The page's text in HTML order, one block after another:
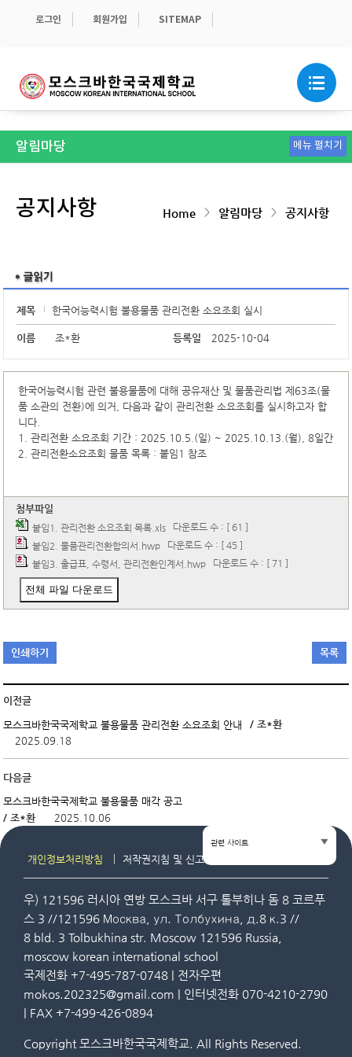
로그인 회원가입 SITEMAP
알림마당 메뉴 펼치기
공지사항 Home > 알림마당 > 공지사항
제목 한국어능력시험 불용물품 관리전환 소요조회 실시
이름 조*환 등록일 2025-10-04
한국어능력시험 관련 불용물품에 대해 공유재산 및 물품관리법 제63조(물
품 소관의 전환)에 의거, 다음과 같이 관리전환 소요조회를 실시하고자 합
니다.
1. 관리전환 소요조회 기간 : 2025.10.5.(일) ~ 2025.10.13.(월), 8일간
2. 관리전환소요조회 물품 목록 : 붙임1 참조
첨부파일
붙임1. 관리전환 소요조회 목록.xls 다운로드 수 : [ 61 ]
붙임2. 물품관리전환합의서.hwp 다운로드 수 : [ 45 ]
붙임3. 출급표, 수령서, 관리전환인계서.hwp 다운로드 수 : [ 71 ]
전체 파일 다운로드
인쇄하기 목록
이전글
모스크바한국국제학교 불용물품 관리전환 소요조회 안내
/ 조*환
2025.09.18
다음글
모스크바한국국제학교 불용물품 매각 공고
/ 조*환
2025.10.06
개인정보처리방침 저작권지침 및 신고
우) 121596 러시아 연방 모스크바 서구 톨부히나 돔 8 코르푸
스 3 //121596 Москва, ул. Толбухина, д.8 к.3 //
8 bld. 3 Tolbukhina str. Moscow 121596 Russia,
moscow korean international school
국제전화 +7-495-787-0748 | 전자우편
mokos.202325@gmail.com | 인터넷전화 070-4210-2790
| FAX +7-499-426-0894
Copyright 모스크바한국국제학교. All Rights Reserved.
관련 사이트